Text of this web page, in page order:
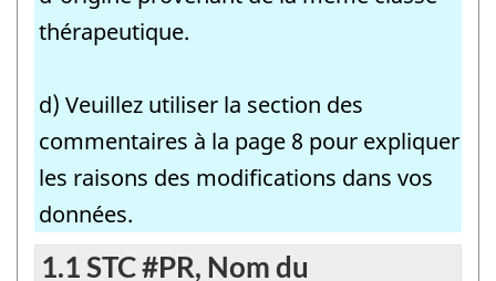
thérapeutique.
d) Veuillez utiliser la section des
commentaires à la page 8 pour expliquer
les raisons des modifications dans vos
données.
1.1 STC #PR, Nom du